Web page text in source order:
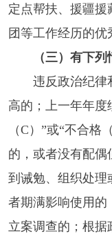
定点帮扶、援疆援
团等工作经历的优
（三）有下
违反政治纪律
高的；上一年年度
（C）”或“不合
的，或者没有配偶
到诫勉、组织处理
者期满影响使用的
立案调查的；根据